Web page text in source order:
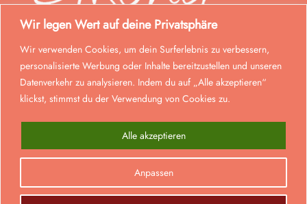
Wir legen Wert auf deine Privatsphäre
Wir verwenden Cookies, um dein Surferlebnis zu verbessern,
personalisierte Werbung oder Inhalte bereitzustellen und unseren
Datenverkehr zu analysieren. Indem du auf „Alle akzeptieren“
klickst, stimmst du der Verwendung von Cookies zu.
Anpassen
Alle akzeptieren
Realisiert von
Alle Preise inkl. der gesetzlichen MwSt.